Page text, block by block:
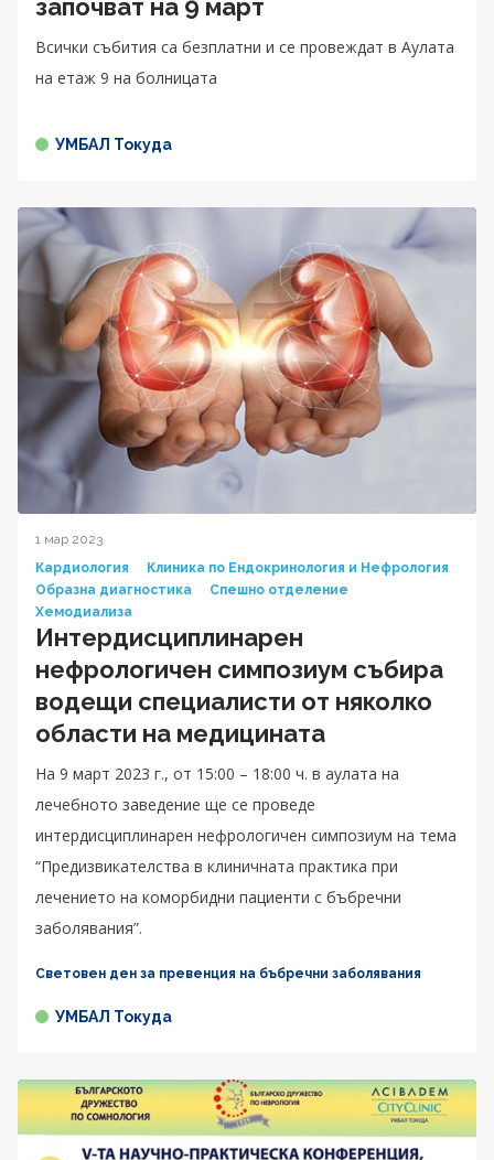
започват на 9 март
Всички събития са безплатни и се провеждат в Аулата
на етаж 9 на болницата
УМБАЛ Токуда
1 мар 2023
Кардиология
Клиника по Ендокринология и Нефрология
Образна диагностика
Спешно отделение
Хемодиализа
Интердисциплинарен
нефрологичен симпозиум събира
водещи специалисти от няколко
области на медицината
На 9 март 2023 г., от 15:00 – 18:00 ч. в аулата на
лечебното заведение ще се проведе
интердисциплинарен нефрологичен симпозиум на тема
“Предизвикателства в клиничната практика при
лечението на коморбидни пациенти с бъбречни
заболявания”.
Световен ден за превенция на бъбречни заболявания
УМБАЛ Токуда